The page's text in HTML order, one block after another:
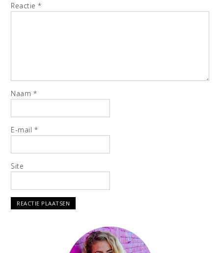
Reactie*
Naam *
E-mail *
Site